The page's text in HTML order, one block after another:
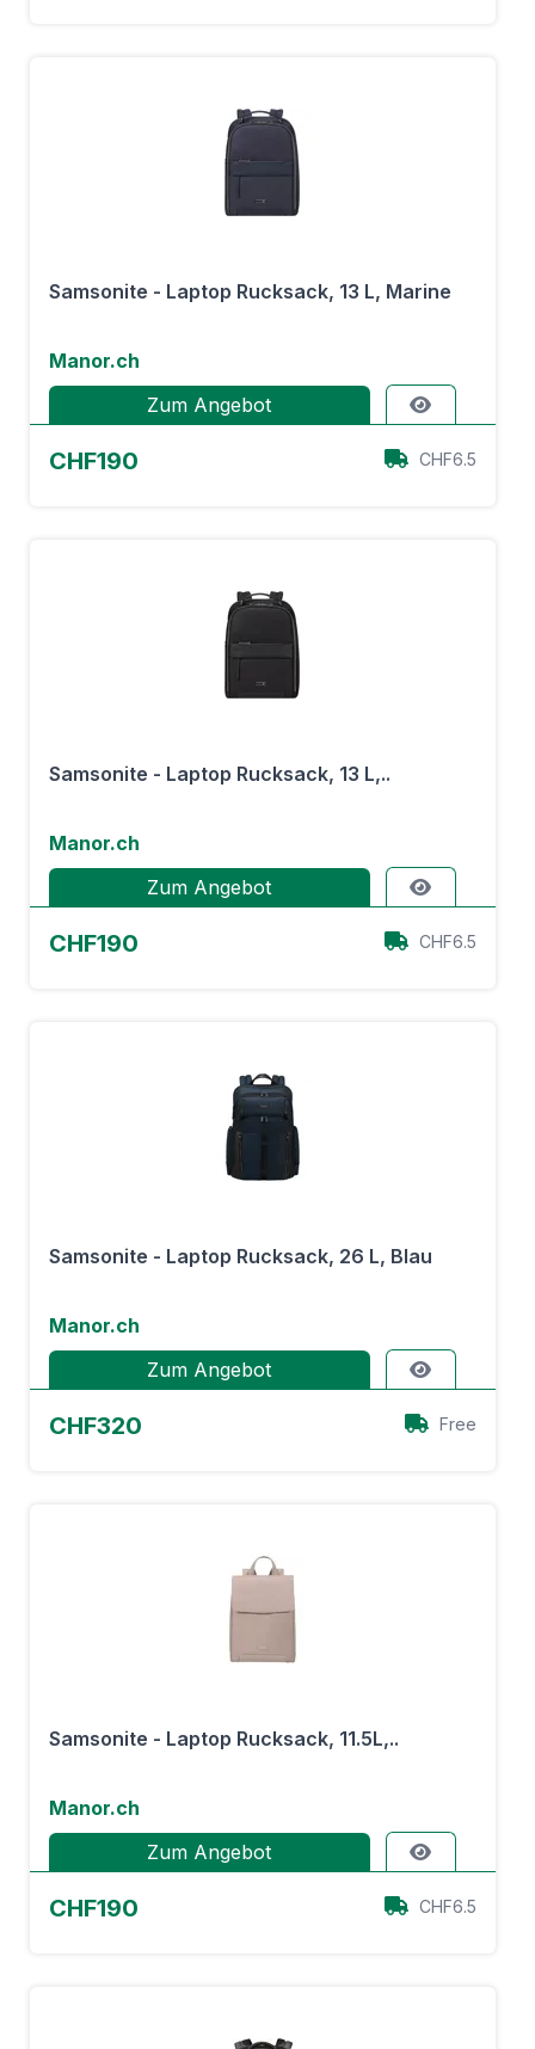
Samsonite - Laptop Rucksack, 13 L, Marine
Manor.ch
Zum Angebot
CHF190 CHF6.5
Samsonite - Laptop Rucksack, 13 L,..
Manor.ch
Zum Angebot
CHF190 CHF6.5
Samsonite - Laptop Rucksack, 26 L, Blau
Manor.ch
Zum Angebot
CHF320 Free
Samsonite - Laptop Rucksack, 11.5L,..
Manor.ch
Zum Angebot
CHF190 CHF6.5